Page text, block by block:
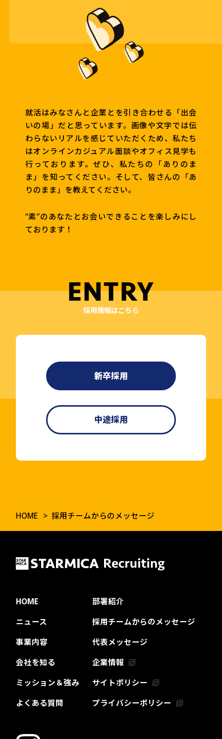
就活はみなさんと企業とを引き合わせる「出会
いの場」だと思っています。画像や文字では伝
わらないリアルを感じていただくため、私たち
はオンラインカジュアル面談やオフィス見学も
行っております。ぜひ、私たちの「ありのま
ま」を知ってください。そして、皆さんの「あ
りのまま」を教えてください。
“素”のあなたとお会いできることを楽しみにし
ております！
ENTRY
採用情報はこちら
新卒採用
中途採用
HOME 採用チームからのメッセージ
HOME
ニュース
事業内容
会社を知る
ミッション＆強み
よくある質問
部署紹介
採用チームからのメッセージ
代表メッセージ
企業情報
サイトポリシー
プライバシーポリシー